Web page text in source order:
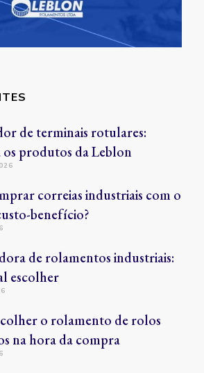
de terminais rotulares:
os produtos da Leblon
correias industriais com o
benefício?
de rolamentos industriais:
escolher
o rolamento de rolos
na hora da compra